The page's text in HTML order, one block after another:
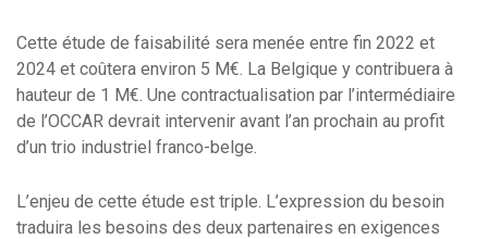
Cette étude de faisabilité sera menée entre fin 2022 et
2024 et coûtera environ 5 M€. La Belgique y contribuera à
hauteur de 1 M€. Une contractualisation par l’intermédiaire
de l’OCCAR devrait intervenir avant l’an prochain au profit
d’un trio industriel franco-belge.
L’enjeu de cette étude est triple. L’expression du besoin
traduira les besoins des deux partenaires en exigences